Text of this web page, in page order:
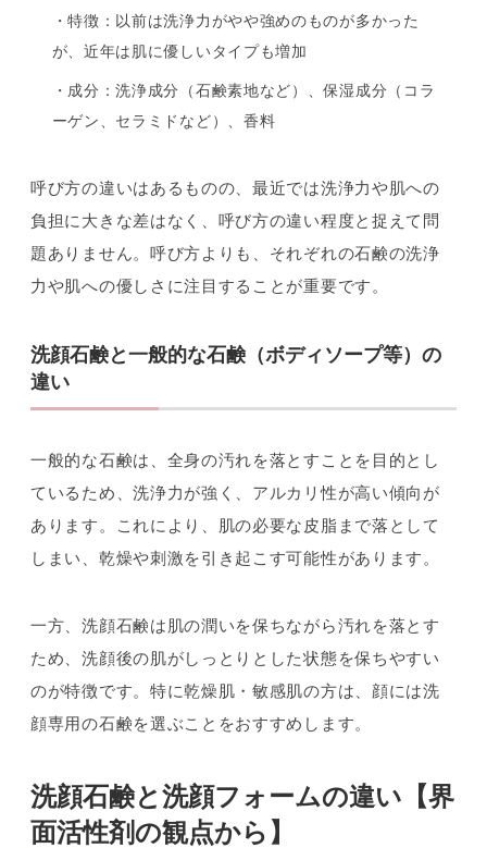
・特徴：以前は洗浄力がやや強めのものが多かった
が、近年は肌に優しいタイプも増加
・成分：洗浄成分（石鹸素地など）、保湿成分（コラ
ーゲン、セラミドなど）、香料
呼び方の違いはあるものの、最近では洗浄力や肌への
負担に大きな差はなく、呼び方の違い程度と捉えて問
題ありません。呼び方よりも、それぞれの石鹸の洗浄
力や肌への優しさに注目することが重要です。
洗顔石鹸と一般的な石鹸（ボディソープ等）の
違い
一般的な石鹸は、全身の汚れを落とすことを目的とし
ているため、洗浄力が強く、アルカリ性が高い傾向が
あります。これにより、肌の必要な皮脂まで落として
しまい、乾燥や刺激を引き起こす可能性があります。
一方、洗顔石鹸は肌の潤いを保ちながら汚れを落とす
ため、洗顔後の肌がしっとりとした状態を保ちやすい
のが特徴です。特に乾燥肌・敏感肌の方は、顔には洗
顔専用の石鹸を選ぶことをおすすめします。
洗顔石鹸と洗顔フォームの違い【界
面活性剤の観点から】